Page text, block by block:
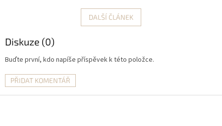
DALŠÍ ČLÁNEK
Diskuze (0)
Buďte první, kdo napíše příspěvek k této položce.
PŘIDAT KOMENTÁŘ